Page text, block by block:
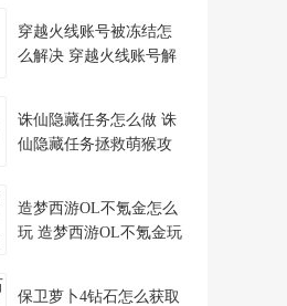
穿越火线账号被冻结怎
么解决 穿越火线账号解
诛仙隐藏任务怎么做 诛
仙隐藏任务拯救萌猴攻
造梦西游OL不氪金怎么
玩 造梦西游OL不氪金玩
保卫萝卜4钻石怎么获取